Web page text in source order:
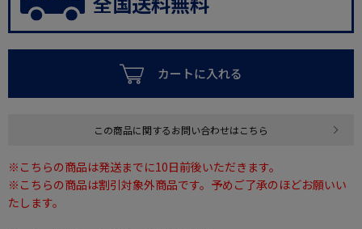
カートに入れる
この商品に関するお問い合わせはこちら
※こちらの商品は発送までに10日前後いただきます。
※こちらの商品は割引対象外商品です。予めご了承のほどお願いい
たします。